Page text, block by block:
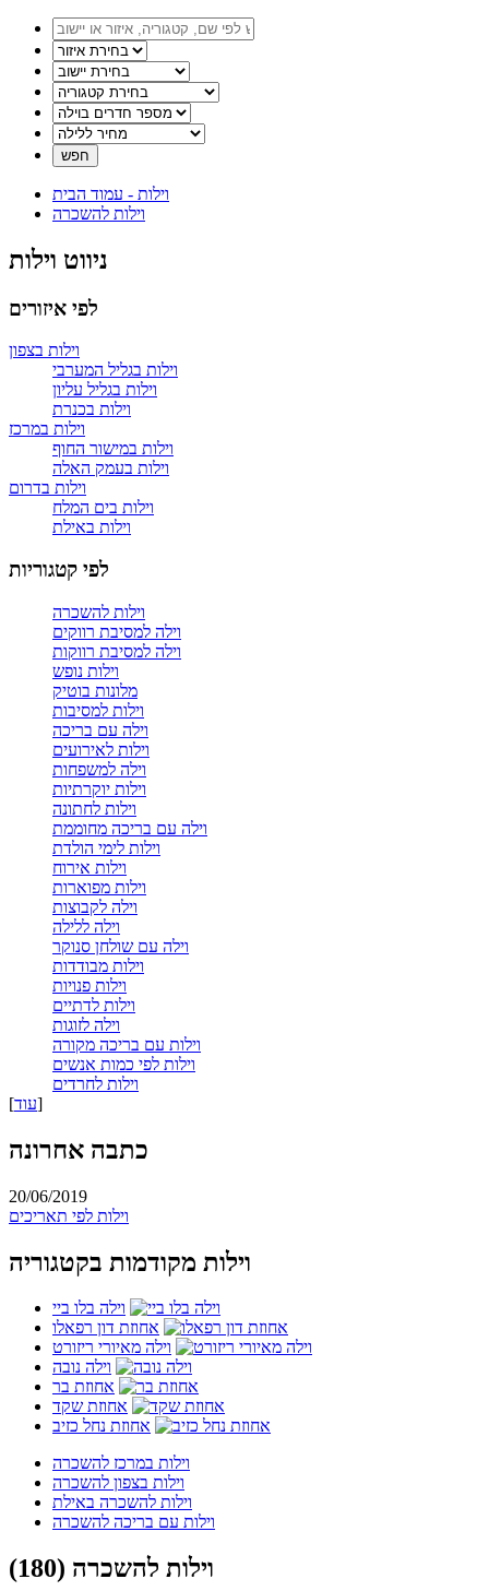
וילות - עמוד הבית
וילות להשכרה
ניווט וילות
לפי איזורים
וילות בצפון
וילות בגליל המערבי
וילות בגליל עליון
וילות בכנרת
וילות במרכז
וילות במישור החוף
וילות בעמק האלה
וילות בדרום
וילות בים המלח
וילות באילת
לפי קטגוריות
וילות להשכרה
וילה למסיבת רווקים
וילה למסיבת רווקות
וילות נופש
מלונות בוטיק
וילות למסיבות
וילה עם בריכה
וילות לאירועים
וילה למשפחות
וילות יוקרתיות
וילות לחתונה
וילה עם בריכה מחוממת
וילות לימי הולדת
וילות אירוח
וילות מפוארות
וילה לקבוצות
וילה ללילה
וילה עם שולחן סנוקר
וילות מבודדות
וילות פנויות
וילות לדתיים
וילה לזוגות
וילות עם בריכה מקורה
וילות לפי כמות אנשים
וילות לחרדים
[עוד]
כתבה אחרונה
20/06/2019
וילות לפי תאריכים
וילות מקודמות בקטגוריה
וילה בלו ביי
אחוזת דון רפאלו
וילה מאיורי ריזורט
וילה נובה
אחוזת בר
אחוזת שקד
אחוזת נחל כזיב
וילות במרכז להשכרה
וילות בצפון להשכרה
וילות להשכרה באילת
וילות עם בריכה להשכרה
וילות להשכרה (180)